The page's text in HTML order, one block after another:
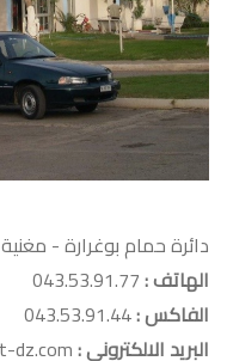
دائرة حمام بوغرارة - مغنية
الهاتف :
الفاكس :
البريد الالكتروني :